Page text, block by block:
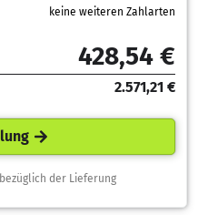
keine weiteren Zahlarten
428,54 €
2.571,21 €
der Lieferung